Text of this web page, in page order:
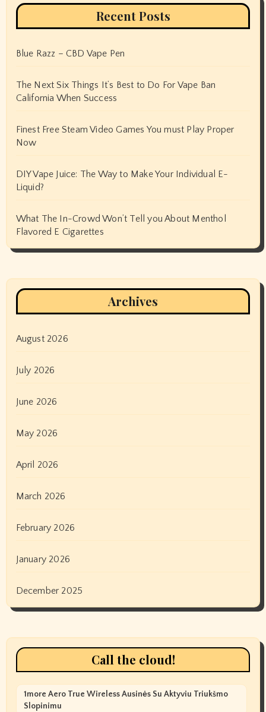
Recent Posts
Blue Razz – CBD Vape Pen
The Next Six Things It’s Best to Do For Vape Ban
California When Success
Finest Free Steam Video Games You must Play Proper
Now
DIY Vape Juice: The Way to Make Your Individual E-
Liquid?
What The In-Crowd Won’t Tell you About Menthol
Flavored E Cigarettes
Archives
August 2026
July 2026
June 2026
May 2026
April 2026
March 2026
February 2026
January 2026
December 2025
Call the cloud!
1more Aero True Wireless Ausinės Su Aktyviu Triukšmo
Slopinimu